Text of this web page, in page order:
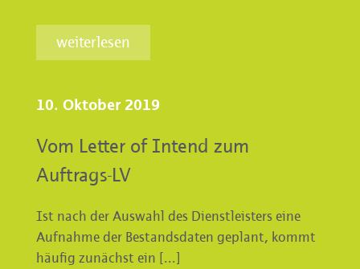
weiterlesen
10. Oktober 2019
Vom Letter of Intend zum
Auftrags-LV
Ist nach der Auswahl des Dienstleisters eine
Aufnahme der Bestandsdaten geplant, kommt
häufig zunächst ein [...]